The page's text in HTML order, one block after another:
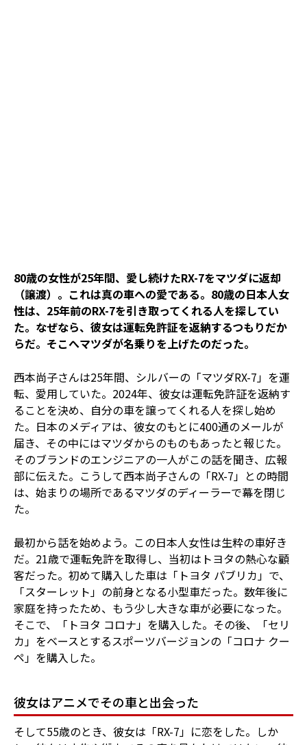
80歳の女性が25年間、愛し続けたRX-7をマツダに返却
（譲渡）。これは真の車への愛である。80歳の日本人女
性は、25年前のRX-7を引き取ってくれる人を探してい
た。なぜなら、彼女は運転免許証を返納するつもりだか
らだ。そこへマツダが名乗りを上げたのだった。
西本尚子さんは25年間、シルバーの「マツダRX-7」を運
転、愛用していた。2024年、彼女は運転免許証を返納す
ることを決め、自分の車を譲ってくれる人を探し始め
た。日本のメディアは、彼女のもとに400通のメールが
届き、その中にはマツダからのものもあったと報じた。
そのブランドのエンジニアの一人がこの話を聞き、広報
部に伝えた。こうして西本尚子さんの「RX-7」との時間
は、始まりの場所であるマツダのディーラーで幕を閉じ
た。
最初から話を始めよう。この日本人女性は生粋の車好き
だ。21歳で運転免許を取得し、当初はトヨタの熱心な顧
客だった。初めて購入した車は「トヨタ パブリカ」で、
「スターレット」の前身となる小型車だった。数年後に
家庭を持ったため、もう少し大きな車が必要になった。
そこで、「トヨタ コロナ」を購入した。その後、「セリ
カ」をベースとするスポーツバージョンの「コロナ クー
ペ」を購入した。
彼女はアニメでその車と出会った
そして55歳のとき、彼女は「RX-7」に恋をした。しか